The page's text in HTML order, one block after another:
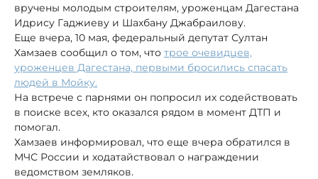
вручены молодым строителям, уроженцам Дагестана
Идрису Гаджиеву и Шахбану Джабраилову.
Еще вчера, 10 мая, федеральный депутат Султан
Хамзаев сообщил о том, что трое очевидцев,
уроженцев Дагестана, первыми бросились спасать
людей в Мойку.
На встрече с парнями он попросил их содействовать
в поиске всех, кто оказался рядом в момент ДТП и
помогал.
Хамзаев информировал, что еще вчера обратился в
МЧС России и ходатайствовал о награждении
ведомством земляков.